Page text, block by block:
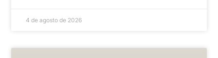
4 de agosto de 2026